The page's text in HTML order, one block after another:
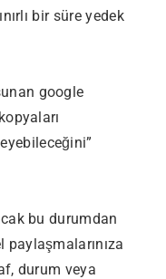
bir süre yedek
google
bu durumdan
durum veya